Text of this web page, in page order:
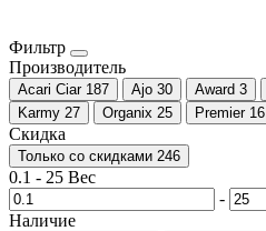
Фильтр
Производитель
Acari Ciar 187 Ajo 30 Award 3
Karmy 27 Organix 25 Premier 16
Скидка
Только со cкидками 246
0.1 - 25 Вес
-
Наличие